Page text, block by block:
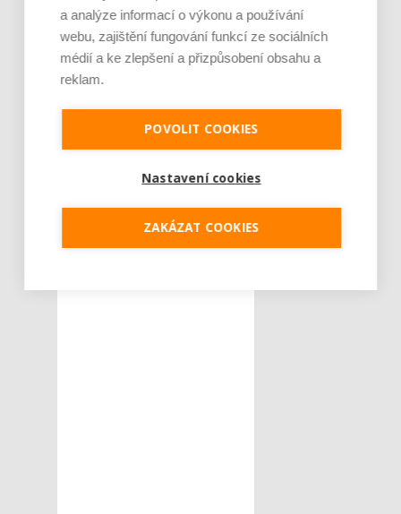
a analýze informací o výkonu a používání
webu, zajištění fungování funkcí ze sociálních
médií a ke zlepšení a přizpůsobení obsahu a
reklam.
POVOLIT COOKIES
Nastavení cookies
ZAKÁZAT COOKIES